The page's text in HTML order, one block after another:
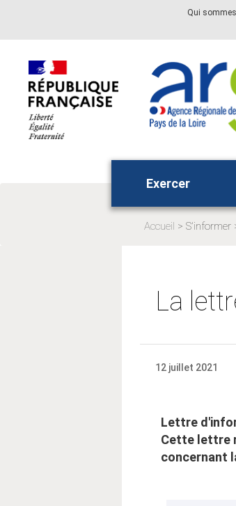
Qui
Exercer
Accueil
S'informer
La
12 juillet 2021
Lettre
Cette lettre
concernant